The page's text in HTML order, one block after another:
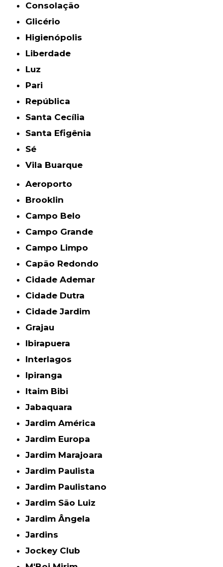
Consolação
Glicério
Higienópolis
Liberdade
Luz
Pari
República
Santa Cecília
Santa Efigênia
Sé
Vila Buarque
Aeroporto
Brooklin
Campo Belo
Campo Grande
Campo Limpo
Capão Redondo
Cidade Ademar
Cidade Dutra
Cidade Jardim
Grajau
Ibirapuera
Interlagos
Ipiranga
Itaim Bibi
Jabaquara
Jardim América
Jardim Europa
Jardim Marajoara
Jardim Paulista
Jardim Paulistano
Jardim São Luiz
Jardim Ângela
Jardins
Jockey Club